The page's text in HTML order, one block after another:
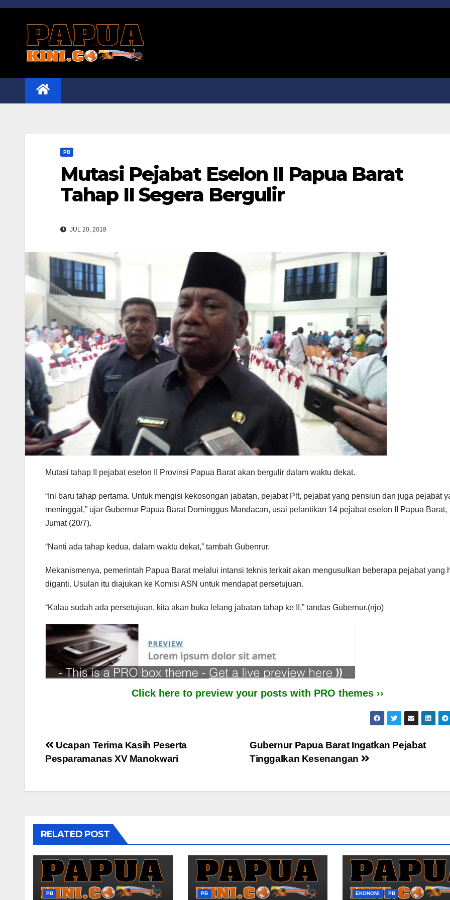
Skip
PB
Mutasi Pejabat Eselon II Papua Barat
Tahap II Segera Bergulir
JUL 20, 2018
Mutasi tahap II pejabat eselon II Provinsi Papua Barat akan bergulir dalam waktu dekat.
“Ini baru tahap pertama. Untuk mengisi kekosongan jabatan, pejabat Plt, pejabat yang pensiun dan juga pejabat
meninggal,” ujar Gubernur Papua Barat Dominggus Mandacan, usai pelantikan 14 pejabat eselon II Papua Barat,
Jumat (20/7).
“Nanti ada tahap kedua, dalam waktu dekat,” tambah Gubenrur.
Mekanismenya, pemerintah Papua Barat melalui intansi teknis terkait akan mengusulkan beberapa pejabat yang
diganti. Usulan itu diajukan ke Komisi ASN untuk mendapat persetujuan.
“Kalau sudah ada persetujuan, kita akan buka lelang jabatan tahap ke II,” tandas Gubernur.(njo)
Click here to preview your posts with PRO themes ››
Post
navigation
Gubernur Papua Barat Ingatkan Pejabat
Tinggalkan Kesenangan
Ucapan Terima Kasih Peserta
Pesparamanas XV Manokwari
RELATED POST
PB PB EKONOMI PB